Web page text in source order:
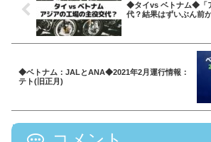
◆タイvs ベトナム◆「
代？結果はずいぶん前
◆ベトナム：JALとANA◆2021年2月運行情報：
テト(旧正月)